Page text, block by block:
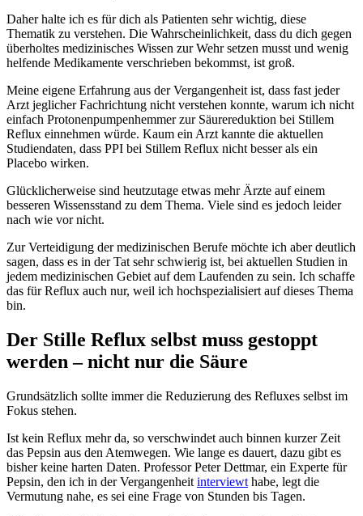
Daher halte ich es für dich als Patienten sehr wichtig, diese
Thematik zu verstehen. Die Wahrscheinlichkeit, dass du dich gegen
überholtes medizinisches Wissen zur Wehr setzen musst und wenig
helfende Medikamente verschrieben bekommst, ist groß.
Meine eigene Erfahrung aus der Vergangenheit ist, dass fast jeder
Arzt jeglicher Fachrichtung nicht verstehen konnte, warum ich nicht
einfach Protonenpumpenhemmer zur Säurereduktion bei Stillem
Reflux einnehmen würde. Kaum ein Arzt kannte die aktuellen
Studiendaten, dass PPI bei Stillem Reflux nicht besser als ein
Placebo wirken.
Glücklicherweise sind heutzutage etwas mehr Ärzte auf einem
besseren Wissensstand zu dem Thema. Viele sind es jedoch leider
nach wie vor nicht.
Zur Verteidigung der medizinischen Berufe möchte ich aber deutlich
sagen, dass es in der Tat sehr schwierig ist, bei aktuellen Studien in
jedem medizinischen Gebiet auf dem Laufenden zu sein. Ich schaffe
das für Reflux auch nur, weil ich hochspezialisiert auf dieses Thema
bin.
Der Stille Reflux selbst muss gestoppt
werden – nicht nur die Säure
Grundsätzlich sollte immer die Reduzierung des Refluxes selbst im
Fokus stehen.
Ist kein Reflux mehr da, so verschwindet auch binnen kurzer Zeit
das Pepsin aus den Atemwegen. Wie lange es dauert, dazu gibt es
bisher keine harten Daten. Professor Peter Dettmar, ein Experte für
Pepsin, den ich in der Vergangenheit interviewt habe, legt die
Vermutung nahe, es sei eine Frage von Stunden bis Tagen.